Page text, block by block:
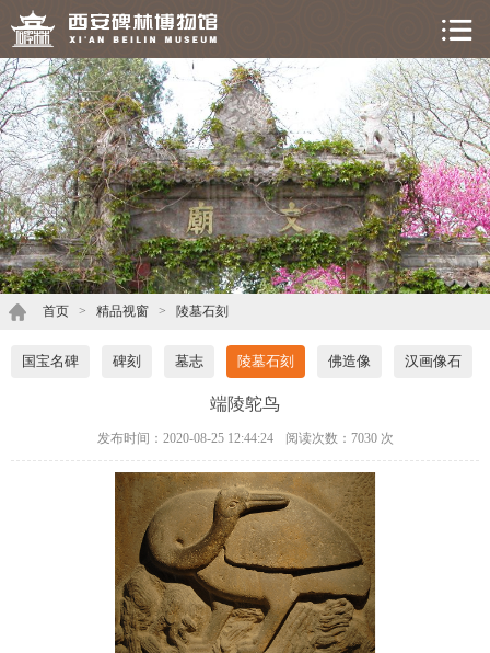
首页 > 精品视窗 > 陵墓石刻
国宝名碑 碑刻 墓志 陵墓石刻 佛造像 汉画像石
端陵鸵鸟
发布时间：2020-08-25 12:44:24 阅读次数： 7030 次